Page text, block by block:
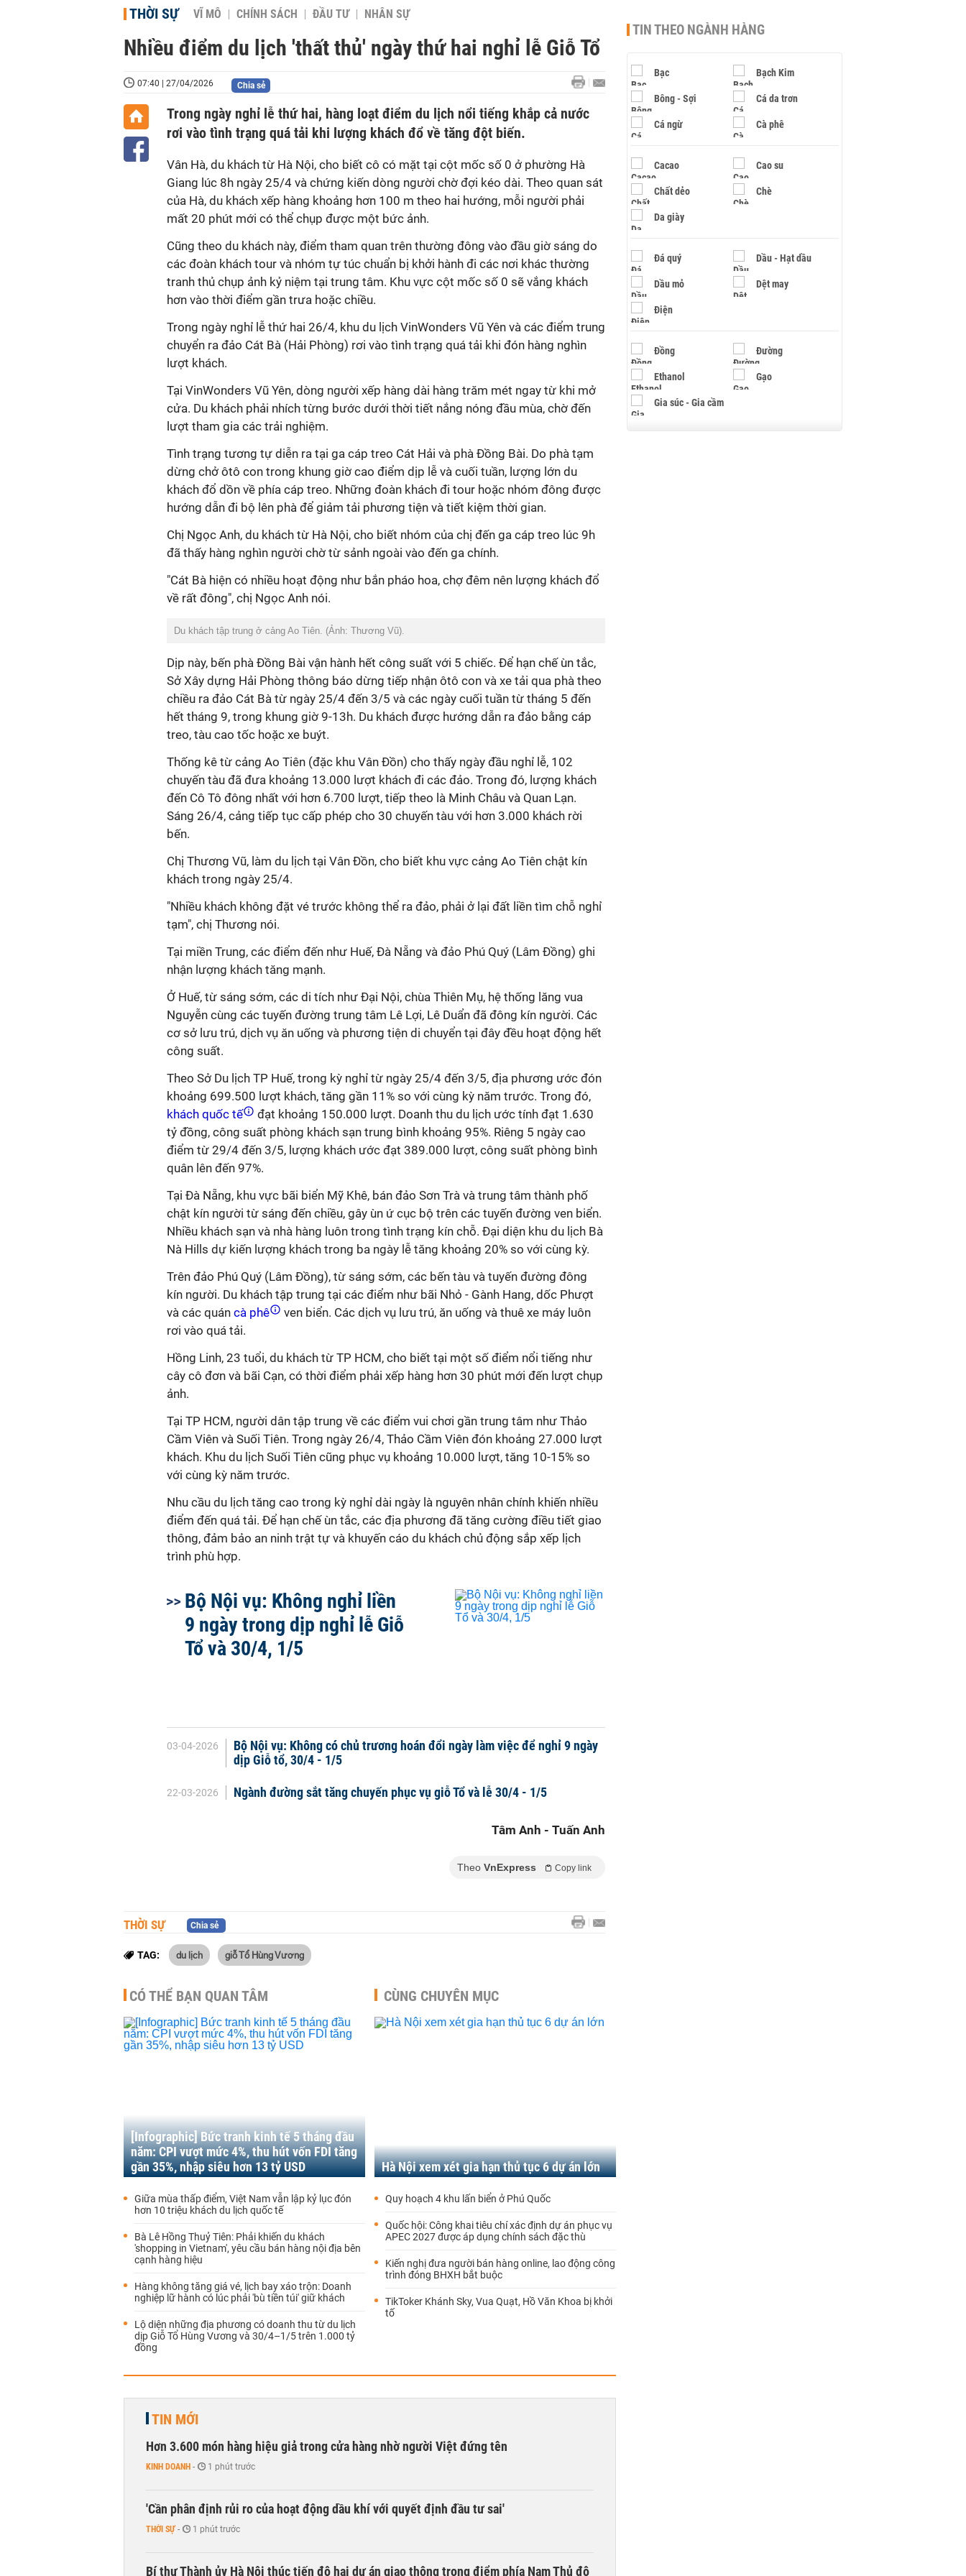
THỜI SỰ VĨ MÔ CHÍNH SÁCH ĐẦU TƯ NHÂN SỰ
Nhiều điểm du lịch 'thất thủ' ngày thứ hai nghỉ lễ Giỗ Tổ
07:40 | 27/04/2026 Chia sẻ
Trong ngày nghỉ lễ thứ hai, hàng loạt điểm du lịch nổi tiếng khắp cả nước
rơi vào tình trạng quá tải khi lượng khách đổ về tăng đột biến.
Vân Hà, du khách từ Hà Nội, cho biết cô có mặt tại cột mốc số 0 ở phường Hà
Giang lúc 8h ngày 25/4 và chứng kiến dòng người chờ đợi kéo dài. Theo quan sát
của Hà, du khách xếp hàng khoảng hơn 100 m theo hai hướng, mỗi người phải
mất 20 phút mới có thể chụp được một bức ảnh.
Cũng theo du khách này, điểm tham quan trên thường đông vào đầu giờ sáng do
các đoàn khách tour và nhóm tự túc chuẩn bị khởi hành đi các nơi khác thường
tranh thủ chụp ảnh kỷ niệm tại trung tâm. Khu vực cột mốc số 0 sẽ vắng khách
hơn vào thời điểm gần trưa hoặc chiều.
Trong ngày nghỉ lễ thứ hai 26/4, khu du lịch VinWonders Vũ Yên và các điểm trung
chuyển ra đảo Cát Bà (Hải Phòng) rơi vào tình trạng quá tải khi đón hàng nghìn
lượt khách.
Tại VinWonders Vũ Yên, dòng người xếp hàng dài hàng trăm mét ngay từ khi mở
cửa. Du khách phải nhích từng bước dưới thời tiết nắng nóng đầu mùa, chờ đến
lượt tham gia các trải nghiệm.
Tình trạng tương tự diễn ra tại ga cáp treo Cát Hải và phà Đồng Bài. Do phà tạm
dừng chở ôtô con trong khung giờ cao điểm dịp lễ và cuối tuần, lượng lớn du
khách đổ dồn về phía cáp treo. Những đoàn khách đi tour hoặc nhóm đông được
hướng dẫn đi bộ lên phà để giảm tải phương tiện và tiết kiệm thời gian.
Chị Ngọc Anh, du khách từ Hà Nội, cho biết nhóm của chị đến ga cáp treo lúc 9h
đã thấy hàng nghìn người chờ từ sảnh ngoài vào đến ga chính.
"Cát Bà hiện có nhiều hoạt động như bắn pháo hoa, chợ đêm nên lượng khách đổ
về rất đông", chị Ngọc Anh nói.
Du khách tập trung ở cảng Ao Tiên. (Ảnh: Thương Vũ).
Dịp này, bến phà Đồng Bài vận hành hết công suất với 5 chiếc. Để hạn chế ùn tắc,
Sở Xây dựng Hải Phòng thông báo dừng tiếp nhận ôtô con và xe tải qua phà theo
chiều ra đảo Cát Bà từ ngày 25/4 đến 3/5 và các ngày cuối tuần từ tháng 5 đến
hết tháng 9, trong khung giờ 9-13h. Du khách được hướng dẫn ra đảo bằng cáp
treo, tàu cao tốc hoặc xe buýt.
Thống kê từ cảng Ao Tiên (đặc khu Vân Đồn) cho thấy ngày đầu nghỉ lễ, 102
chuyến tàu đã đưa khoảng 13.000 lượt khách đi các đảo. Trong đó, lượng khách
đến Cô Tô đông nhất với hơn 6.700 lượt, tiếp theo là Minh Châu và Quan Lạn.
Sáng 26/4, cảng tiếp tục cấp phép cho 30 chuyến tàu với hơn 3.000 khách rời
bến.
Chị Thương Vũ, làm du lịch tại Vân Đồn, cho biết khu vực cảng Ao Tiên chật kín
khách trong ngày 25/4.
"Nhiều khách không đặt vé trước không thể ra đảo, phải ở lại đất liền tìm chỗ nghỉ
tạm", chị Thương nói.
Tại miền Trung, các điểm đến như Huế, Đà Nẵng và đảo Phú Quý (Lâm Đồng) ghi
nhận lượng khách tăng mạnh.
Ở Huế, từ sáng sớm, các di tích như Đại Nội, chùa Thiên Mụ, hệ thống lăng vua
Nguyễn cùng các tuyến đường trung tâm Lê Lợi, Lê Duẩn đã đông kín người. Các
cơ sở lưu trú, dịch vụ ăn uống và phương tiện di chuyển tại đây đều hoạt động hết
công suất.
Theo Sở Du lịch TP Huế, trong kỳ nghỉ từ ngày 25/4 đến 3/5, địa phương ước đón
khoảng 699.500 lượt khách, tăng gần 11% so với cùng kỳ năm trước. Trong đó,
khách quốc tế
đạt khoảng 150.000 lượt. Doanh thu du lịch ước tính đạt 1.630
tỷ đồng, công suất phòng khách sạn trung bình khoảng 95%. Riêng 5 ngày cao
điểm từ 29/4 đến 3/5, lượng khách ước đạt 389.000 lượt, công suất phòng bình
quân lên đến 97%.
Tại Đà Nẵng, khu vực bãi biển Mỹ Khê, bán đảo Sơn Trà và trung tâm thành phố
chật kín người từ sáng đến chiều, gây ùn ứ cục bộ trên các tuyến đường ven biển.
Nhiều khách sạn và nhà hàng luôn trong tình trạng kín chỗ. Đại diện khu du lịch Bà
Nà Hills dự kiến lượng khách trong ba ngày lễ tăng khoảng 20% so với cùng kỳ.
Trên đảo Phú Quý (Lâm Đồng), từ sáng sớm, các bến tàu và tuyến đường đông
kín người. Du khách tập trung tại các điểm như bãi Nhỏ - Gành Hang, dốc Phượt
và các quán cà phê
ven biển. Các dịch vụ lưu trú, ăn uống và thuê xe máy luôn
rơi vào quá tải.
Hồng Linh, 23 tuổi, du khách từ TP HCM, cho biết tại một số điểm nổi tiếng như
cây cô đơn và bãi Cạn, có thời điểm phải xếp hàng hơn 30 phút mới đến lượt chụp
ảnh.
Tại TP HCM, người dân tập trung về các điểm vui chơi gần trung tâm như Thảo
Cầm Viên và Suối Tiên. Trong ngày 26/4, Thảo Cầm Viên đón khoảng 27.000 lượt
khách. Khu du lịch Suối Tiên cũng phục vụ khoảng 10.000 lượt, tăng 10-15% so
với cùng kỳ năm trước.
Nhu cầu du lịch tăng cao trong kỳ nghỉ dài ngày là nguyên nhân chính khiến nhiều
điểm đến quá tải. Để hạn chế ùn tắc, các địa phương đã tăng cường điều tiết giao
thông, đảm bảo an ninh trật tự và khuyến cáo du khách chủ động sắp xếp lịch
trình phù hợp.
Bộ Nội vụ: Không nghỉ liền
9 ngày trong dịp nghỉ lễ Giỗ
Tổ và 30/4, 1/5
03-04-2026
Bộ Nội vụ: Không có chủ trương hoán đổi ngày làm việc để nghỉ 9 ngày
dịp Giỗ tổ, 30/4 - 1/5
22-03-2026 Ngành đường sắt tăng chuyến phục vụ giỗ Tổ và lễ 30/4 - 1/5
Tâm Anh - Tuấn Anh
Theo VnExpress Copy link
THỜI SỰ Chia sẻ
TAG: du lịch giỗ Tổ Hùng Vương
CÓ THỂ BẠN QUAN TÂM
[Infographic] Bức tranh kinh tế 5 tháng đầu
năm: CPI vượt mức 4%, thu hút vốn FDI tăng
gần 35%, nhập siêu hơn 13 tỷ USD
Giữa mùa thấp điểm, Việt Nam vẫn lập kỷ lục đón
hơn 10 triệu khách du lịch quốc tế
Bà Lê Hồng Thuỷ Tiên: Phải khiến du khách
'shopping in Vietnam', yêu cầu bán hàng nội địa bên
cạnh hàng hiệu
Hàng không tăng giá vé, lịch bay xáo trộn: Doanh
nghiệp lữ hành có lúc phải 'bù tiền túi' giữ khách
Lộ diện những địa phương có doanh thu từ du lịch
dịp Giỗ Tổ Hùng Vương và 30/4–1/5 trên 1.000 tỷ
đồng
CÙNG CHUYÊN MỤC
Hà Nội xem xét gia hạn thủ tục 6 dự án lớn
Quy hoạch 4 khu lấn biển ở Phú Quốc
Quốc hội: Công khai tiêu chí xác định dự án phục vụ
APEC 2027 được áp dụng chính sách đặc thù
Kiến nghị đưa người bán hàng online, lao động công
trình đóng BHXH bắt buộc
TikToker Khánh Sky, Vua Quạt, Hồ Văn Khoa bị khởi
tố
TIN MỚI
Hơn 3.600 món hàng hiệu giả trong cửa hàng nhờ người Việt đứng tên
KINH DOANH - 1 phút trước
'Cần phân định rủi ro của hoạt động dầu khí với quyết định đầu tư sai'
THỜI SỰ - 1 phút trước
Bí thư Thành ủy Hà Nội thúc tiến độ hai dự án giao thông trọng điểm phía Nam Thủ đô
TIN THEO NGÀNH HÀNG
Bạc Bạch Kim
Bông - Sợi Cá da trơn
Cá ngừ Cà phê
Cacao Cao su
Chất dẻo Chè
Da giày
Đá quý Dầu - Hạt dầu
Dầu mỏ Dệt may
Điện
Đồng Đường
Ethanol Gạo
Gia súc - Gia cầm